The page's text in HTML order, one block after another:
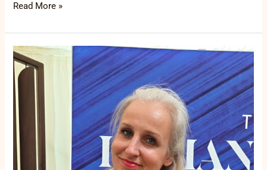
Read More »
Van
één
koffer
naar
één
miljoen
hartjes:
Patricia
Haveman
weigert